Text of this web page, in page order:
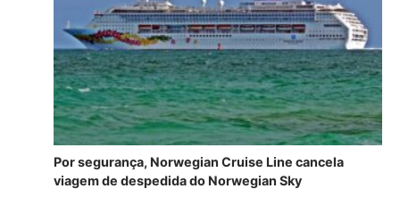
Por segurança, Norwegian Cruise Line cancela
viagem de despedida do Norwegian Sky